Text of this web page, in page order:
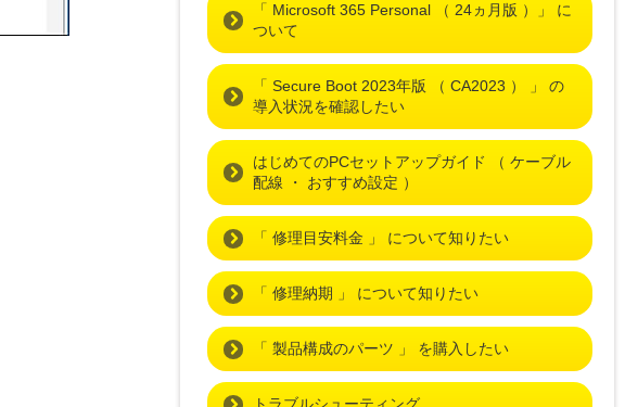
「 Microsoft 365 Personal （ 24ヵ月版 ）」 に
ついて
「 Secure Boot 2023年版 （ CA2023 ） 」 の
導入状況を確認したい
はじめてのPCセットアップガイド （ ケーブル
配線 ・ おすすめ設定 ）
「 修理目安料金 」 について知りたい
「 修理納期 」 について知りたい
「 製品構成のパーツ 」 を購入したい